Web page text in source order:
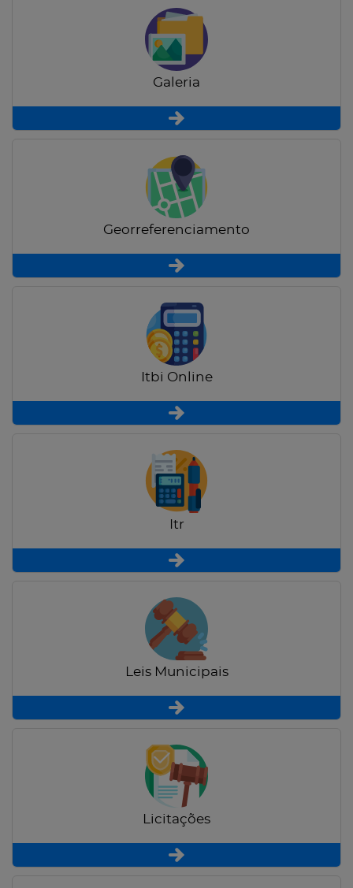
Galeria
Georreferenciamento
Itbi Online
Itr
Leis Municipais
Licitações